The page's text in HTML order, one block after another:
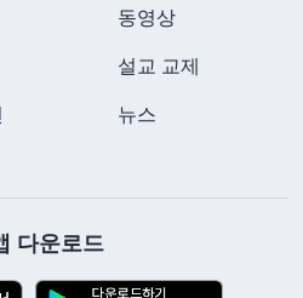
이 진리와 하나님이 아닌 오직
른 사람에게 우러름 받으려
역시 하나님을 다년간 믿
런 것들을 추구하며, 사물 보
않았습니다. 늘 누가 노래
누가 어떤 특기로 형제자매
동영상
설교 교제
뉴스
다운로드